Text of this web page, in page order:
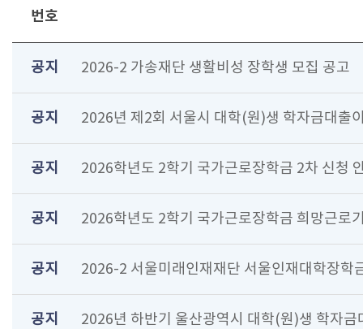
번호
공지 2026-2 가송재단 생활비성 장학생 모집 공고
공지 2026년 제2회 서울시 대학(원)생 학자금대출
공지 2026학년도 2학기 국가근로장학금 2차 신청
공지 2026학년도 2학기 국가근로장학금 희망근로
공지 2026-2 서울미래인재재단 서울인재대학장학
공지 2026년 하반기 울산광역시 대학(원)생 학자